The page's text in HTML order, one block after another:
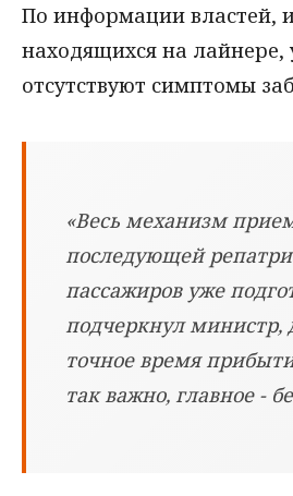
По информации властей,
находящихся на лайнере,
отсутствуют симптомы
«Весь механизм
последующей
пассажиров уже
подчеркнул министр,
точное время
так важно, главное -